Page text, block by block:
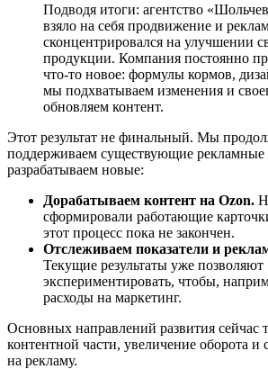
Подводя итоги: агентство
взяло на себя продвижение и
сконцентрировался на улучшении
продукции. Компания постоянно
что-то новое: формулы кормов,
мы подхватываем изменения и
обновляем контент.
Этот результат не финальный. Мы
поддерживаем существующие
разрабатываем новые:
Дорабатываем контент на Ozon.
сформировали работающие
этот процесс пока не закончен.
Отслеживаем показатели и
Текущие результаты уже позволяют
экспериментировать, чтобы,
расходы на маркетинг.
Основных направлений развития сейчас
контентной части, увеличение оборота и
на рекламу.